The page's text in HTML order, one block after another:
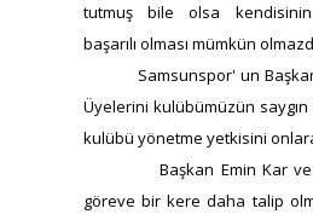
tutmuş bile olsa
başarılı olması mümkün
Samsunspor' un Başkan
Üyelerini kulübümüzün
kulübü yönetme yetkisini
Başkan Emin Kar ve
göreve bir kere daha talip